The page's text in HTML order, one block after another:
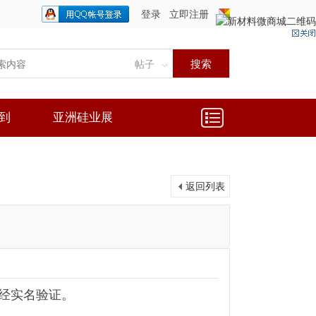
登录
立即注册
帖子 搜索
亚洲硅业展
返回列表
实名验证。